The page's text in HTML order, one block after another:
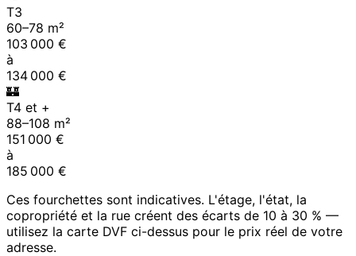
T3
60–78 m²
103 000 €
à
134 000 €
🏰
T4 et +
88–108 m²
151 000 €
à
185 000 €
Ces fourchettes sont indicatives. L'étage, l'état, la
copropriété et la rue créent des écarts de 10 à 30 % —
utilisez la carte DVF ci-dessus pour le prix réel de votre
adresse.